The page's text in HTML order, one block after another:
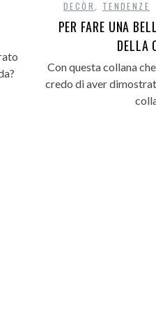
DECÒR TENDENZE
PER FARE UNA
DELLA
Con questa collana
credo di aver